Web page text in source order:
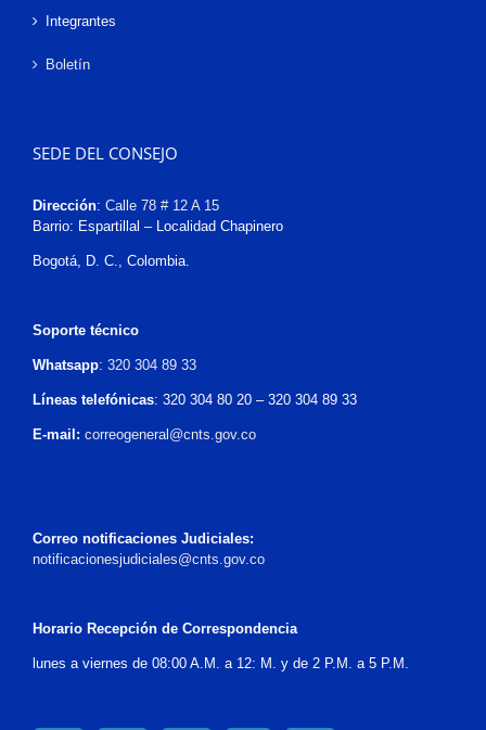
Integrantes
Boletín
SEDE DEL CONSEJO
Dirección: Calle 78 # 12 A 15
Barrio: Espartillal – Localidad Chapinero
Bogotá, D. C., Colombia.
Soporte técnico
Whatsapp: 320 304 89 33
Líneas telefónicas: 320 304 80 20 – 320 304 89 33
E-mail: correogeneral@cnts.gov.co
Correo notificaciones Judiciales:
notificacionesjudiciales@cnts.gov.co
Horario Recepción de Correspondencia
lunes a viernes de 08:00 A.M. a 12: M. y de 2 P.M. a 5 P.M.